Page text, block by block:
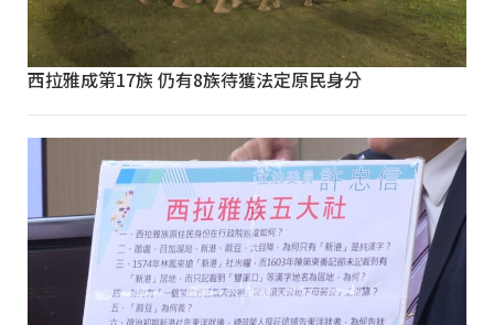
西拉雅成第17族 仍有8族待獲法定原民身分